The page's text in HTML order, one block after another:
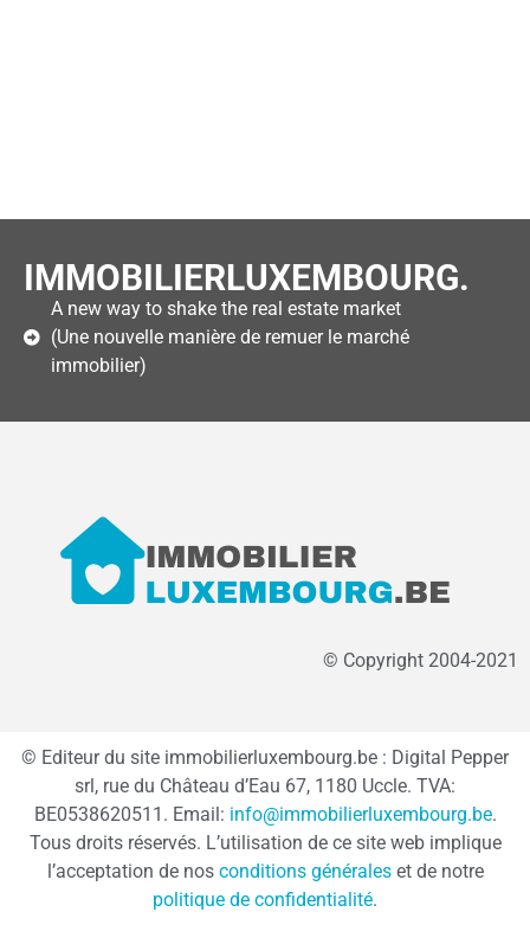
IMMOBILIERLUXEMBOURG.
A new way to shake the real estate market
(Une nouvelle manière de remuer le marché
immobilier)
© Copyright 2004-2021
© Editeur du site immobilierluxembourg.be : Digital Pepper
srl, rue du Château d’Eau 67, 1180 Uccle. TVA:
BE0538620511. Email: info@immobilierluxembourg.be.
Tous droits réservés. L’utilisation de ce site web implique
l’acceptation de nos conditions généraleset de notre
politique de confidentialité.